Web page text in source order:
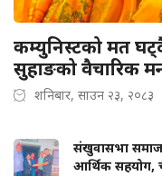
कम्युनिस्टको मत
सुहाङको वैचारिक
शनिबार, साउन २३, २०८३
संखुवासभा समाज
आर्थिक सहयोग,